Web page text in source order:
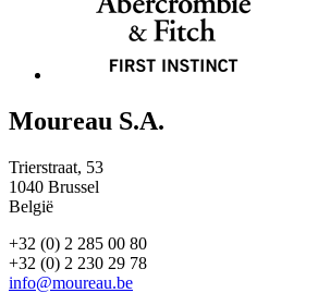
Moureau S.A.
Trierstraat, 53
1040 Brussel
België
+32 (0) 2 285 00 80
+32 (0) 2 230 29 78
info@moureau.be